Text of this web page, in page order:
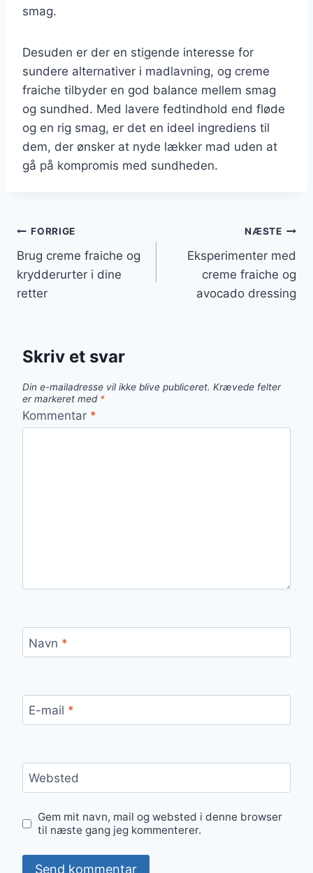
smag.
Desuden er der en stigende interesse for
sundere alternativer i madlavning, og creme
fraiche tilbyder en god balance mellem smag
og sundhed. Med lavere fedtindhold end fløde
og en rig smag, er det en ideel ingrediens til
dem, der ønsker at nyde lækker mad uden at
gå på kompromis med sundheden.
Indlægsnavigation
FORRIGE
Brug creme fraiche og
krydderurter i dine
retter
NÆSTE
Eksperimenter med
creme fraiche og
avocado dressing
Skriv et svar
Din e-mailadresse vil ikke blive publiceret. Krævede felter
er markeret med *
Kommentar *
Navn *
E-mail *
Websted
Gem mit navn, mail og websted i denne browser
til næste gang jeg kommenterer.